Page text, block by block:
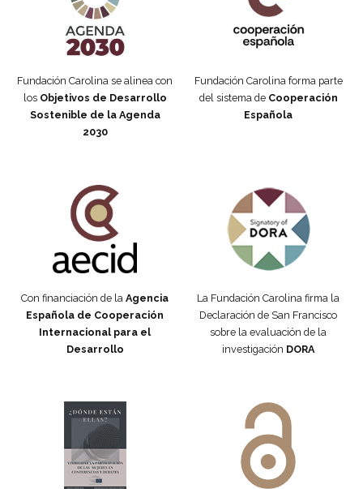
Fundación Carolina se alinea con
los Objetivos de Desarrollo
Sostenible de la Agenda
2030
Fundación Carolina forma parte
del sistema de Cooperación
Española
Con financiación de la Agencia
Española de Cooperación
Internacional para el
Desarrollo
La Fundación Carolina firma la
Declaración de San Francisco
sobre la evaluación de la
investigación DORA